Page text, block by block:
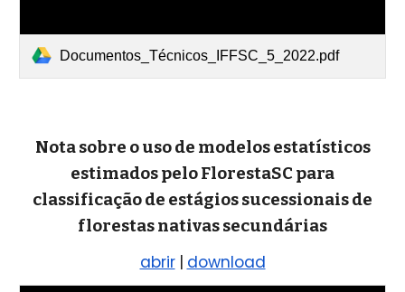
Documentos_Técnicos_IFFSC_5_2022.pdf
Nota sobre o uso de modelos estatísticos
estimados pelo FlorestaSC para
classificação de estágios sucessionais de
florestas nativas secundárias
abrir | download